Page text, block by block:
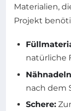
Materialien,
Projekt
natürliche
nach dem
Schere: